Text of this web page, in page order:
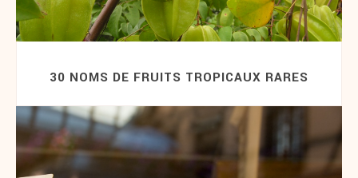
30 NOMS DE FRUITS TROPICAUX RARES